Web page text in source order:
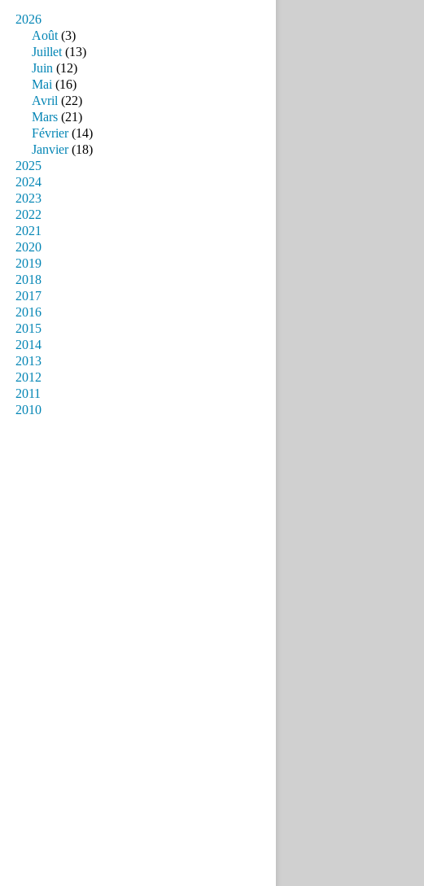
2026
Août(3)
Juillet(13)
Juin (12)
Mai (16)
Avril (22)
Mars (21)
Février(14)
Janvier(18)
2025
2024
2023
2022
2021
2020
2019
2018
2017
2016
2015
2014
2013
2012
2011
2010